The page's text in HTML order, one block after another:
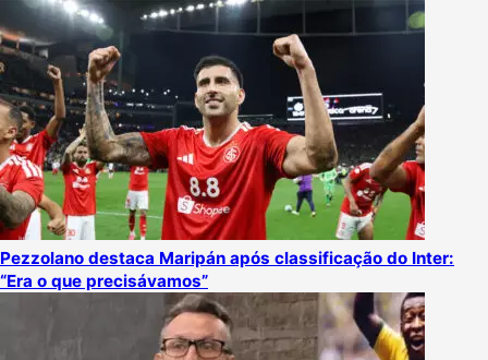
Pezzolano destaca Maripán após classificação do Inter:
“Era o que precisávamos”